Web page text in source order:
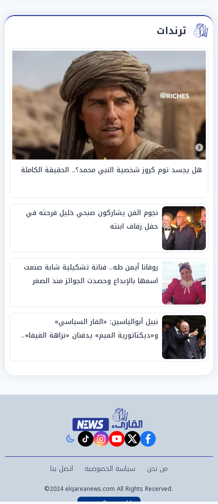
ترندات
هل يجسد توم كروز شخصية النبي محمد؟.. الحقيقة الكاملة
نجوم الفن يشاركون صبحي خليل فرحته في
حفل زفاف ابنته
روفانا أيمن طه.. فنانة تشكيلية شابة صنعت
اسمها بالإبداع وحصدت الجوائز منذ الصغر
نبيل أبوالياسين: «الفار السياسي»
و«ديكتاتورية الميم» يدفنان «نزاهة الفيفا»..
facebook
twitter
youtube
instagram
tiktok
من نحن سياسة الخصوصية اتصل بنا
©2024 elqareanews.com All Rights Reserved.